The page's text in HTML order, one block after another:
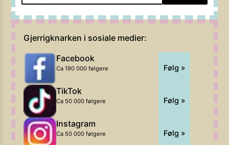
Gjerrigknarken i sosiale medier:
Facebook
Ca 190 000 følgere Følg »
TikTok
Ca 50 000 følgere Følg »
Instagram
Ca 50 000 følgere Følg »